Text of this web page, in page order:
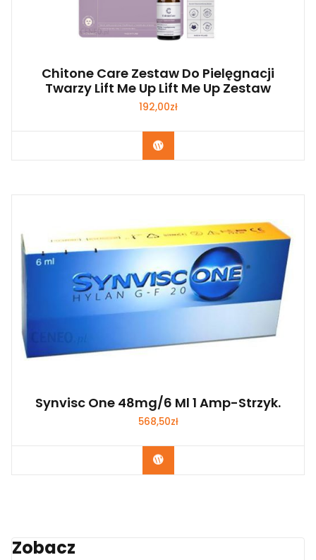
Chitone Care Zestaw Do Pielęgnacji
Twarzy Lift Me Up Lift Me Up Zestaw
192,00zł
Zobacz
Synvisc One 48mg/6 Ml 1 Amp-Strzyk.
568,50zł
Zobacz
Zobacz